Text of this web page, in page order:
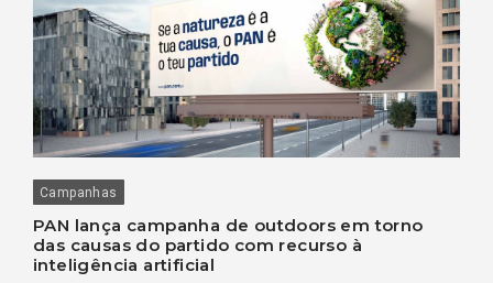
Campanhas
PAN lança campanha de outdoors em torno
das causas do partido com recurso à
inteligência artificial